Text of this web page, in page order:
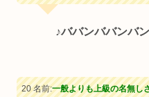
♪ババンババンバ
20 名前:一般よりも上級の名無し